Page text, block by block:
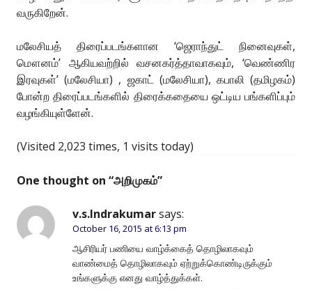
வருகிறேன்.
மலேசியத் திரைப்படங்களான ‘ஜெராந்துட் நினைவுகள்,
மௌனம்’ ஆகியவற்றில் வசனகர்த்தாவாகவும், ‘வெண்ணிர
இரவுகள்’ (மலேசியா) , ஜகாட் (மலேசியா), கபாலி (தமிழகம்)
போன்ற திரைப்படங்களில் திரைக்கதையை ஒட்டிய பங்களிப்பும்
வழங்கியுள்ளேன்.
(Visited 2,023 times, 1 visits today)
One thought on “அறிமுகம்”
v.s.Indrakumarsays:
October 16, 2015 at 6:13 pm
ஆசிரியர் பணியை வாழ்க்கைத் தொழிலாகவும்
வாண்மைத் தொழிலாகவும் ஏற்றுக்கொண்டிருக்கும்
உங்களுக்கு எனது வாழ்த்துக்கள்.